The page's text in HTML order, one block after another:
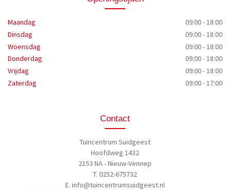
Maandag
09:00 - 18:00
Dinsdag
09:00 - 18:00
Woensdag
09:00 - 18:00
Donderdag
09:00 - 18:00
Vrijdag
09:00 - 18:00
Zaterdag
09:00 - 17:00
Contact
Tuincentrum Suidgeest
Hoofdweg 1432
2153 NA - Nieuw-Vennep
T. 0252-675732
E. info@tuincentrumsuidgeest.nl